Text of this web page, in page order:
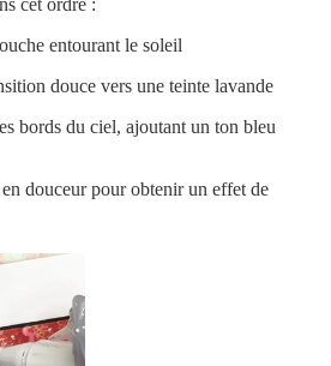
cet ordre :
entourant le soleil
douce vers une teinte lavande
bords du ciel, ajoutant un ton bleu
douceur pour obtenir un effet de